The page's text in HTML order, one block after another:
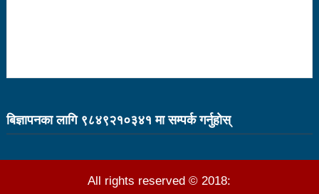
सौर्य एयर दुर्घटनाः आफ्नै कर्मचारी लिएर पोखरा जाँदै थियो
बिज्ञापनका लागि ९८४९२१०३४१ मा सम्पर्क गर्नुहाेस्
All rights reserved © 2018: